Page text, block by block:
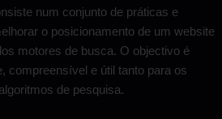
num conjunto de práticas e
o posicionamento de um website
motores de busca. O objectivo é
compreensível e útil tanto para os
de pesquisa.